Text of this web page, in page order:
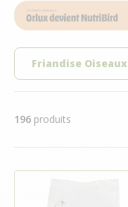
Friandise Oiseaux
196 produits